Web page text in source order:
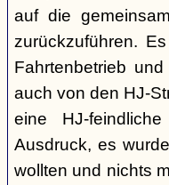
auf die
zurückzuführen.
Fahrtenbetrieb
auch von den HJ-
eine HJ-
Ausdruck, es
wollten und nichts